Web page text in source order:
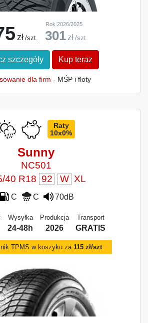
zł /szt.
Rok 2026/2025
301 zł /szt.
szczegóły Kup teraz
dla firm - MŚP i floty
Raty
10x0%
Sunny
NC501
40 R18 92 W XL
C C 70dB
Wysyłka
24-48h
Produkcja
2026
Transport
GRATIS
TPMS w koszyku za 115 zł/szt